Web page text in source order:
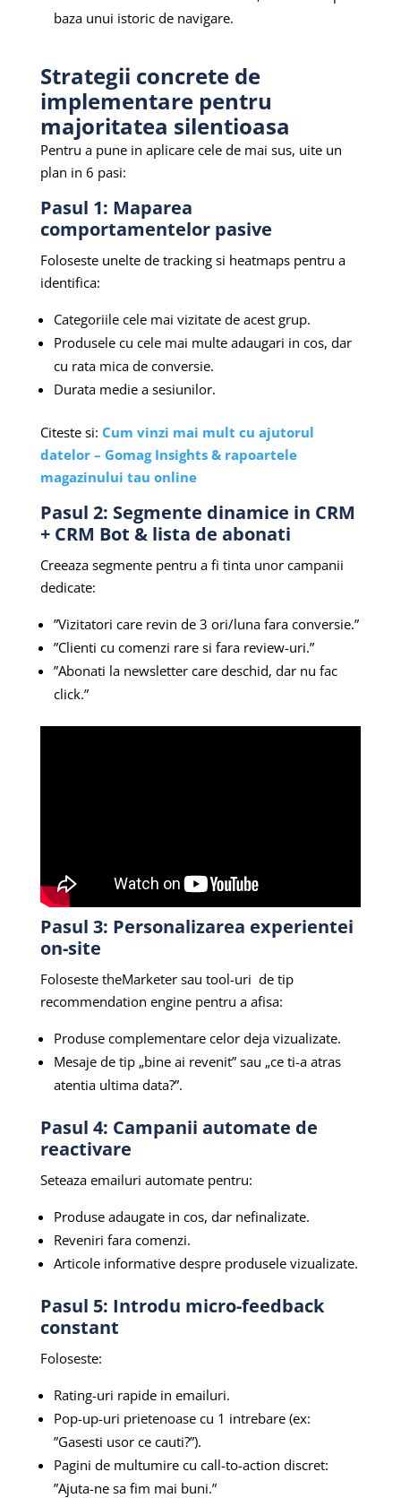
baza unui istoric de navigare.
Strategii concrete de
implementare pentru
majoritatea silentioasa
Pentru a pune in aplicare cele de mai sus, uite un
plan in 6 pasi:
Pasul 1: Maparea
comportamentelor pasive
Foloseste unelte de tracking si heatmaps pentru a
identifica:
Categoriile cele mai vizitate de acest grup.
Produsele cu cele mai multe adaugari in cos, dar
cu rata mica de conversie.
Durata medie a sesiunilor.
Citeste si: Cum vinzi mai mult cu ajutorul
datelor – Gomag Insights & rapoartele
magazinului tau online
Pasul 2: Segmente dinamice in CRM
+ CRM Bot & lista de abonati
Creeaza segmente pentru a fi tinta unor campanii
dedicate:
”Vizitatori care revin de 3 ori/luna fara conversie.”
”Clienti cu comenzi rare si fara review-uri.”
”Abonati la newsletter care deschid, dar nu fac
click.”
Pasul 3: Personalizarea experientei
on-site
Foloseste theMarketer sau tool-uri de tip
recommendation engine pentru a afisa:
Produse complementare celor deja vizualizate.
Mesaje de tip „bine ai revenit” sau „ce ti-a atras
atentia ultima data?”.
Pasul 4: Campanii automate de
reactivare
Seteaza emailuri automate pentru:
Produse adaugate in cos, dar nefinalizate.
Reveniri fara comenzi.
Articole informative despre produsele vizualizate.
Pasul 5: Introdu micro-feedback
constant
Foloseste:
Rating-uri rapide in emailuri.
Pop-up-uri prietenoase cu 1 intrebare (ex:
”Gasesti usor ce cauti?”).
Pagini de multumire cu call-to-action discret:
”Ajuta-ne sa fim mai buni.”